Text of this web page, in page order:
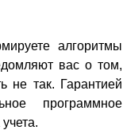
алгоритмы
вас о том,
не так. Гарантией
программное